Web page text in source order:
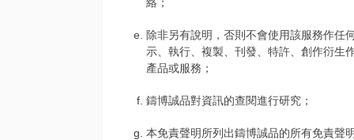
除非另有說明，否則不會使用該服務作任
示、執行、複製、刊發、特許、創作衍生
產品或服務；
鑄博誠品對資訊的查閱進行研究；
本免責聲明所列出鑄博誠品的所有免責聲